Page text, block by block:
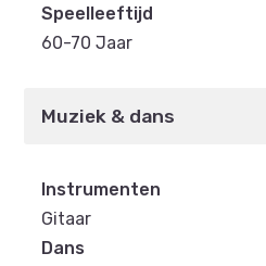
Speelleeftijd
60-70 Jaar
Muziek & dans
Instrumenten
Gitaar
Dans